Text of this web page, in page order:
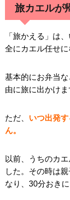
旅カエルが
「旅かえる」は
全にカエル任せに
基本的にお弁当
由に旅に出かけま
ただ、 いつ出発
ん。
以前、うちのカ
した。その時は
なり、30分おき